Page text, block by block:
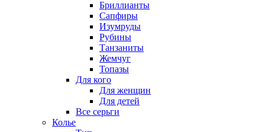
Бриллианты
Сапфиры
Изумруды
Рубины
Танзаниты
Жемчуг
Топазы
Для кого
Для женщин
Для детей
Все серьги
Колье